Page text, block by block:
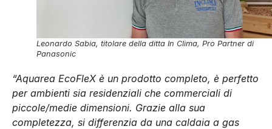
Leonardo Sabia, titolare della ditta In Clima, Pro Partner di
Panasonic
“Aquarea EcoFleX è un prodotto completo, è perfetto
per ambienti sia residenziali che commerciali di
piccole/medie dimensioni. Grazie alla sua
completezza, si differenzia da una caldaia a gas